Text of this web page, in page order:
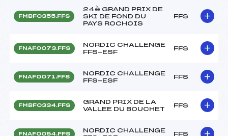
FMBF0355.FFS
24è GRAND PRIX DE
SKI DE FOND DU
PAYS ROCHOIS
FFS
FNAF0073.FFS
NORDIC CHALLENGE
FFS-ESF
FFS
FNAF0071.FFS
NORDIC CHALLENGE
FFS-ESF
FFS
FMBF0334.FFS
GRAND PRIX DE LA
VALLEE DU BOUCHET
FFS
FNAF0054.FFS
NORDIC CHALLENGE
FFS